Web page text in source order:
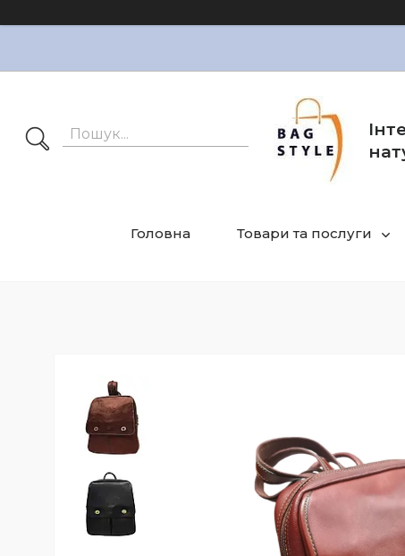
Головна Товари та послуги